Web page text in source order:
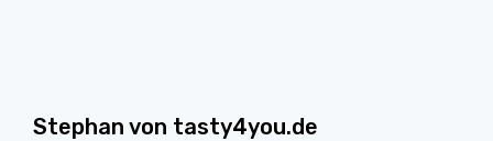
Stephan von tasty4you.de